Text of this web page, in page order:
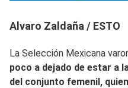
Alvaro Zaldaña / ESTO
La Selección Mexicana
poco a dejado de estar a
del conjunto femenil,